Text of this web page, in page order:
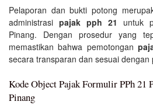
Pelaporan dan bukti potong
administrasi pajak pph 21 untuk
Pinang. Dengan prosedur yang
memastikan bahwa pemotongan
secara transparan dan sesuai
Kode Object Pajak Formulir PPh 21
Pinang